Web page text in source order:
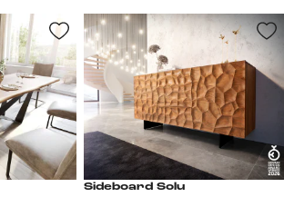
Sideboard Solu